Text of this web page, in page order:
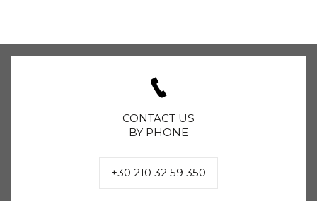
CONTACT US
BY PHONE
+30 210 32 59 350